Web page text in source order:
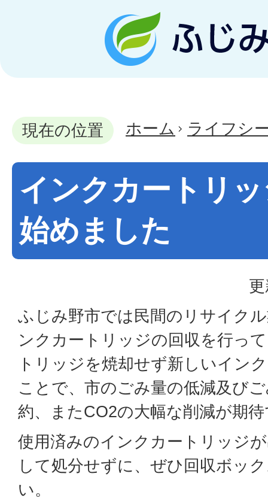
現在の位置 ホーム ライフシ
インクカートリ
始めました
ふじみ野市では民間のリサイク
ンクカートリッジの回収を行っ
トリッジを焼却せず新しいイン
ことで、市のごみ量の低減及び
約、またCO2の大幅な削減が期
使用済みのインクカートリッジ
して処分せずに、ぜひ回収ボッ
い。